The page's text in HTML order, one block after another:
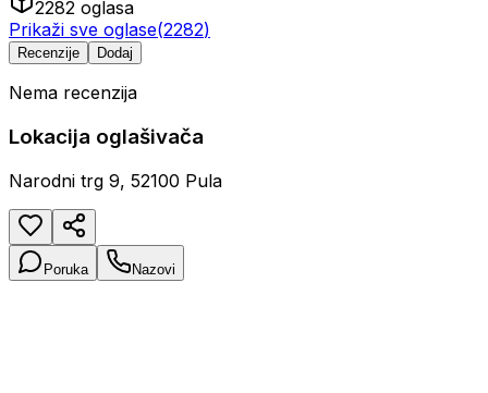
2282 oglasa
Prikaži sve oglase(2282)
Recenzije Dodaj
Nema recenzija
Lokacija oglašivača
Narodni trg 9, 52100 Pula
Poruka Nazovi